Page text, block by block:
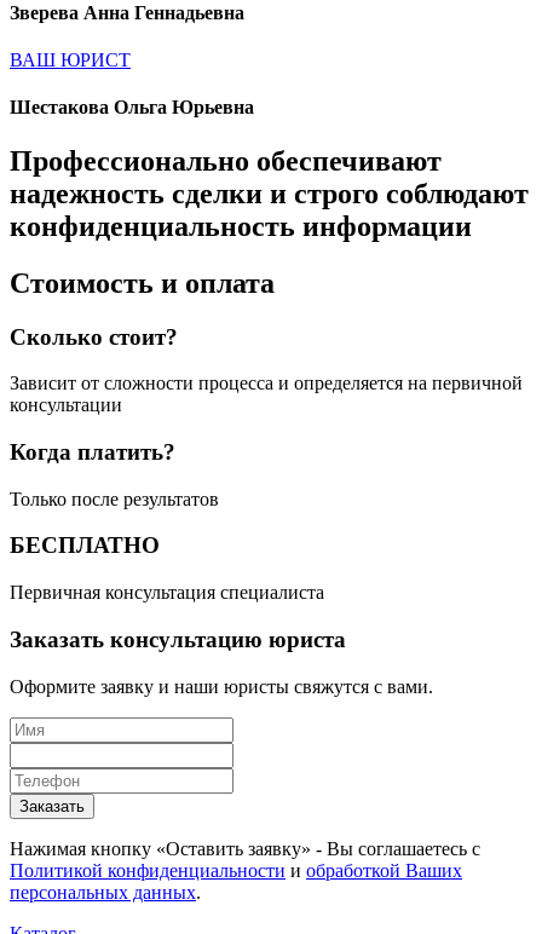
Зверева Анна Геннадьевна
ВАШ ЮРИСТ
Шестакова Ольга Юрьевна
Профессионально обеспечивают
надежность сделки и строго соблюдают
конфиденциальность информации
Стоимость и оплата
Сколько стоит?
Зависит от сложности процесса и определяется на первичной
консультации
Когда платить?
Только после результатов
БЕСПЛАТНО
Первичная консультация специалиста
Заказать консультацию юриста
Оформите заявку и наши юристы свяжутся с вами.
Заказать
Нажимая кнопку «Оставить заявку» - Вы соглашаетесь с
Политикой конфиденциальности и обработкой Ваших
персональных данных.